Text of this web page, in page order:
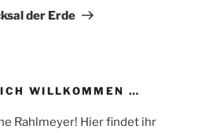
der Erde
WILLKOMMEN …
Rahlmeyer! Hier findet ihr